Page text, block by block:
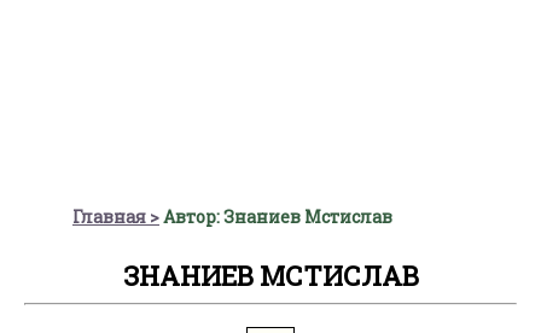
Главная Автор: Знаниев Мстислав
ЗНАНИЕВ МСТИСЛАВ